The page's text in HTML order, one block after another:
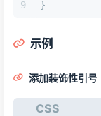
9 }
示例
添加装饰性引号
CSS